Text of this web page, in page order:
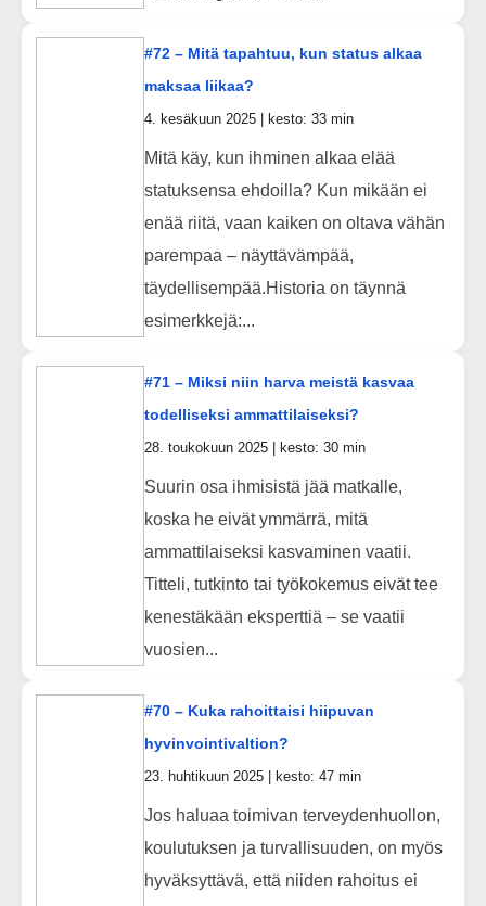
#72 – Mitä tapahtuu, kun status alkaa
maksaa liikaa?
4. kesäkuun 2025 | kesto: 33 min
Mitä käy, kun ihminen alkaa elää
statuksensa ehdoilla? Kun mikään ei
enää riitä, vaan kaiken on oltava vähän
parempaa – näyttävämpää,
täydellisempää.Historia on täynnä
esimerkkejä:...
#71 – Miksi niin harva meistä kasvaa
todelliseksi ammattilaiseksi?
28. toukokuun 2025 | kesto: 30 min
Suurin osa ihmisistä jää matkalle,
koska he eivät ymmärrä, mitä
ammattilaiseksi kasvaminen vaatii.
Titteli, tutkinto tai työkokemus eivät tee
kenestäkään eksperttiä – se vaatii
vuosien...
#70 – Kuka rahoittaisi hiipuvan
hyvinvointivaltion?
23. huhtikuun 2025 | kesto: 47 min
Jos haluaa toimivan terveydenhuollon,
koulutuksen ja turvallisuuden, on myös
hyväksyttävä, että niiden rahoitus ei